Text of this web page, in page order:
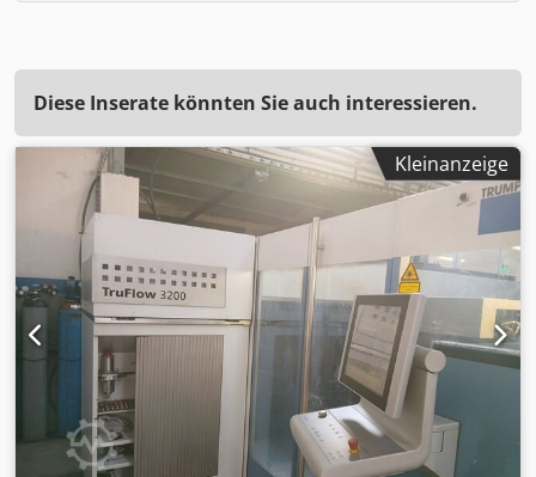
Diese Inserate könnten Sie auch interessieren.
Kleinanzeige